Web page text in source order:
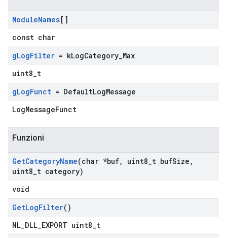
ModuleNames[]
const char
gLogFilter = kLogCategory Max
uint8_t
gLogFunct = DefaultLogMessage
LogMessageFunct
Funzioni
GetCategoryName(char *buf, uint8 t bufSize ,
uint8 t category)
void
GetLogFilter()
NL_DLL_EXPORT uint8_t